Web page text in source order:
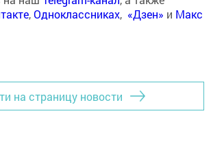
,Одноклассниках, «Дзен» и Макс
на страницу новости